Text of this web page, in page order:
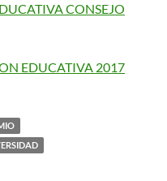
CONSEJO
EDUCATIVA 2017